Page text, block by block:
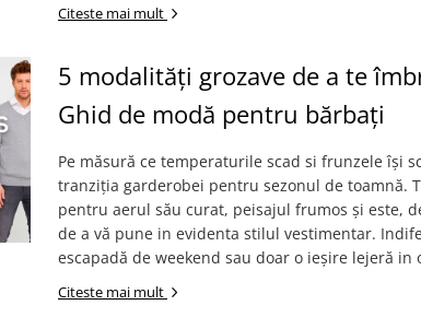
Citeste mai mult
5 modalități grozave de a te
Ghid de modă pentru bărbați
Pe măsură ce temperaturile scad si frunzele își
tranziția garderobei pentru sezonul de toamnă.
pentru aerul său curat, peisajul frumos și este,
de a vă pune in evidenta stilul vestimentar.
escapadă de weekend sau doar o ieșire lejeră in
Citeste mai mult